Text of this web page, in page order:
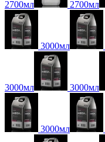
2700мл 2700мл
3000мл
3000мл 3000мл
3000мл